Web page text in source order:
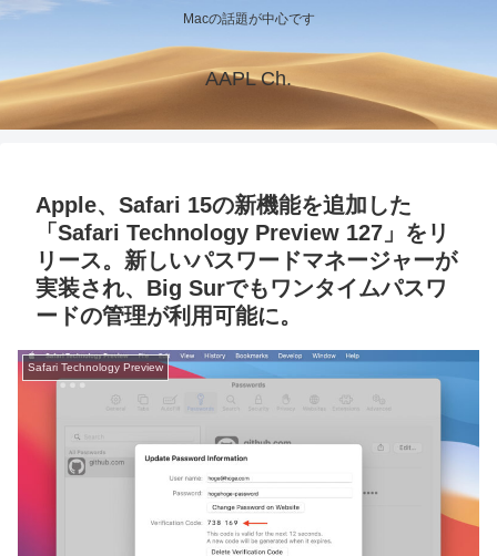
Macの話題が中心です
AAPL Ch.
Apple、Safari 15の新機能を追加した
「Safari Technology Preview 127」をリ
リース。新しいパスワードマネージャーが
実装され、Big Surでもワンタイムパスワ
ードの管理が利用可能に。
Safari Technology Preview